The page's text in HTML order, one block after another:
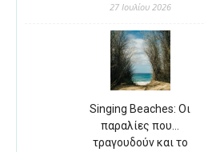
27 Ιουλίου 2026
Singing Beaches: Οι
παραλίες που…
τραγουδούν και το